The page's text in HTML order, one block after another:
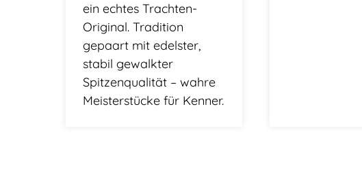
ein echtes Trachten-
Original. Tradition
gepaart mit edelster,
stabil gewalkter
Spitzenqualität – wahre
Meisterstücke für Kenner.